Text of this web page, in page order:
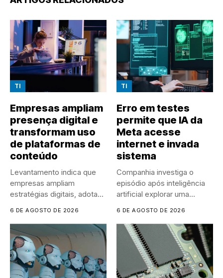
TI
Empresas ampliam
presença digital e
transformam uso
de plataformas de
conteúdo
Levantamento indica que
empresas ampliam
estratégias digitais, adotam
6 DE AGOSTO DE 2026
TI
Erro em testes
permite que IA da
Meta acesse
internet e invada
sistema
Companhia investiga o
episódio após inteligência
artificial explorar uma
6 DE AGOSTO DE 2026